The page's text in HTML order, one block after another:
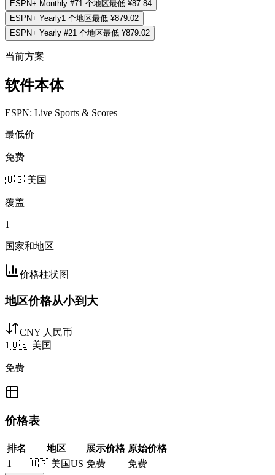
ESPN+ Monthly #71 个地区最低 ¥87.84
ESPN+ Yearly1 个地区最低 ¥879.02
ESPN+ Yearly #21 个地区最低 ¥879.02
当前方案
软件本体
ESPN: Live Sports & Scores
最低价
免费
🇺🇸 美国
覆盖
1
国家和地区
价格柱状图
地区价格从小到大
CNY 人民币
1🇺🇸 美国
免费
价格表
排名 地区 展示价格 原始价格
1
🇺🇸 美国US 免费 免费